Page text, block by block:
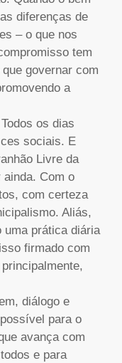
diferenças de
– o que nos
tem
governar com
a
os dias
sociais. E
Livre da
ainda. Com o
com certeza
Aliás,
uma prática diária
firmado com
diálogo e
para o
avança com
e para